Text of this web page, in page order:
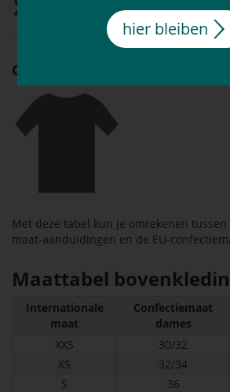
Omrekentabel bovenkleding
Met deze tabel kun je omrekenen
maat-aanduidingen en de EU-
Maattabel
Internationale
maat
Confectiemaat
dames
XXS
30/32
XS
32/34
S
36
hier bleiben